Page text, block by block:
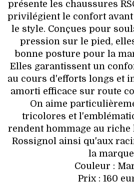
présente les chaussures
privilégient le confort
le style. Conçues pour
pression sur le pied,
bonne posture pour la
Elles garantissent un
au cours d'efforts longs et
amorti efficace sur route
On aime
tricolores et
rendent hommage au
Rossignol ainsi qu'aux
la
Couleur :
Prix : 160